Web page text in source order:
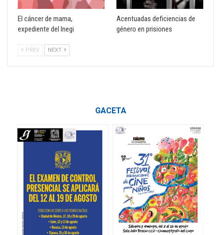
El cáncer de mama,
expediente del Inegi
Acentuadas deficiencias de
género en prisiones
PREV NEXT
GACETA